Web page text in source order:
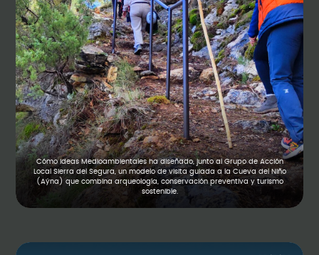
Cómo Ideas Medioambientales ha diseñado, junto al Grupo de Acción
Local Sierra del Segura, un modelo de visita guiada a la Cueva del Niño
(Aýna) que combina arqueología, conservación preventiva y turismo
sostenible.